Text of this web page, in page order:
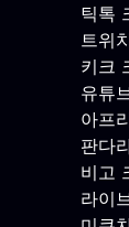
틱톡
트위
키크
유튜
아프
판다
비고
라이